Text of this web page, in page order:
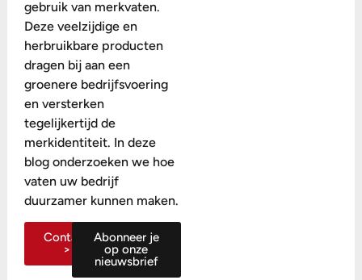
gebruik van merkvaten.
Deze veelzijdige en
herbruikbare producten
dragen bij aan een
groenere bedrijfsvoering
en versterken
tegelijkertijd de
merkidentiteit. In deze
blog onderzoeken we hoe
vaten uw bedrijf
duurzamer kunnen maken.
Contact
>
Abonneer je
op onze
nieuwsbrief